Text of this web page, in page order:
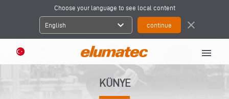
Choose your language to see local content
English expand_more close
menu
KÜNYE